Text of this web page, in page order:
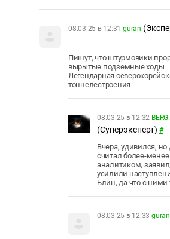
08.03.25 в 12:31 guran
Пишут, что штурмовики
вырытые подземные ходы
Легендарная
тоннелестроения
08.03.25 в 12:32
(Суперэксперт) #
Вчера, удивился, но
считал более-
аналитиком,
усилили
Блин, да что с ними
08.03.25 в 12:33 guran